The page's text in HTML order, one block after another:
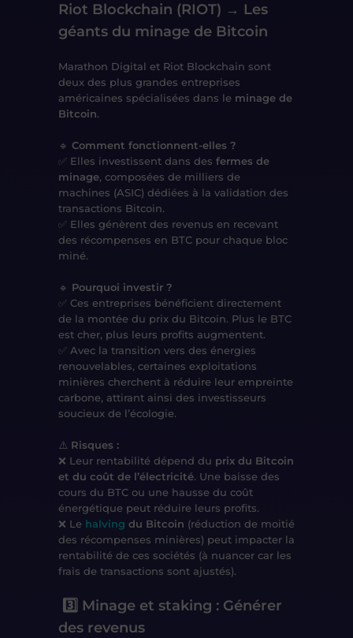
Riot Blockchain (RIOT) → Les
géants du minage de Bitcoin
Marathon Digital et Riot Blockchain sont
deux des plus grandes entreprises
américaines spécialisées dans le minage de
Bitcoin.
🔹 Comment fonctionnent-elles ?
✅ Elles investissent dans des fermes de
minage, composées de milliers de
machines (ASIC) dédiées à la validation des
transactions Bitcoin.
✅ Elles génèrent des revenus en recevant
des récompenses en BTC pour chaque bloc
miné.
🔹 Pourquoi investir ?
✅ Ces entreprises bénéficient directement
de la montée du prix du Bitcoin. Plus le BTC
est cher, plus leurs profits augmentent.
✅ Avec la transition vers des énergies
renouvelables, certaines exploitations
minières cherchent à réduire leur empreinte
carbone, attirant ainsi des investisseurs
soucieux de l’écologie.
⚠️ Risques :
❌ Leur rentabilité dépend du prix du Bitcoin
et du coût de l’électricité. Une baisse des
cours du BTC ou une hausse du coût
énergétique peut réduire leurs profits.
❌ Le halving du Bitcoin (réduction de moitié
des récompenses minières) peut impacter la
rentabilité de ces sociétés (à nuancer car les
frais de transactions sont ajustés).
3️⃣ Minage et staking : Générer
des revenus